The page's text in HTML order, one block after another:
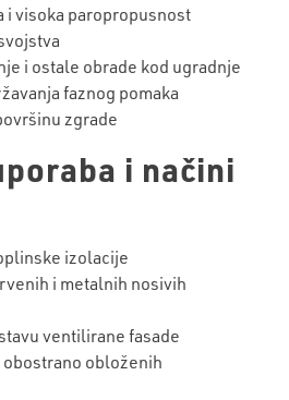
i visoka paropropusnost
i ostale obrade kod ugradnje
faznog pomaka
zgrade
i načini
izolacije
i metalnih nosivih
ventilirane fasade
obloženih